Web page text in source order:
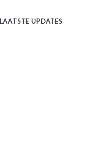
LAATSTE UPDATES